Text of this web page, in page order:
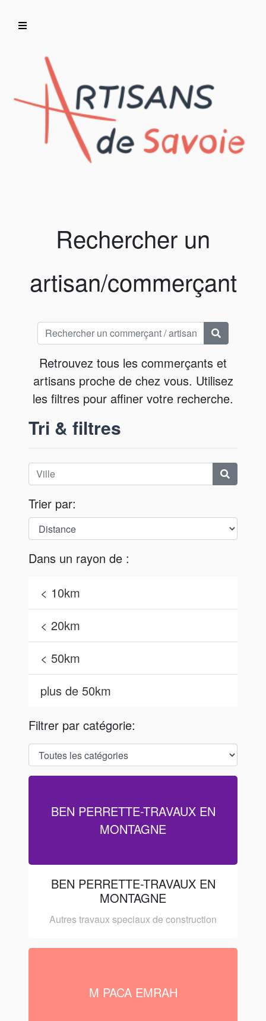
Accueil
Artisans/Commerçants
Rechercher un
artisan/commerçant
Retrouvez tous les commerçants et
artisans proche de chez vous. Utilisez
les filtres pour affiner votre recherche.
Tri & filtres
Trier par:
Dans un rayon de :
< 10km
< 20km
< 50km
plus de 50km
Filtrer par catégorie:
BEN PERRETTE-TRAVAUX EN
MONTAGNE
BEN PERRETTE-TRAVAUX EN
MONTAGNE
Autres travaux speciaux de construction
M PACA EMRAH